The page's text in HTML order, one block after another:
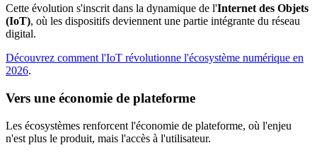
Cette évolution s'inscrit dans la dynamique de l'Internet des Objets
(IoT), où les dispositifs deviennent une partie intégrante du réseau
digital.
Découvrez comment l'IoT révolutionne l'écosystème numérique en
2026.
Vers une économie de plateforme
Les écosystèmes renforcent l'économie de plateforme, où l'enjeu
n'est plus le produit, mais l'accès à l'utilisateur.